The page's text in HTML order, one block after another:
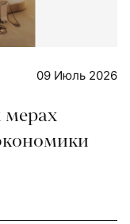
09 Июль 2026